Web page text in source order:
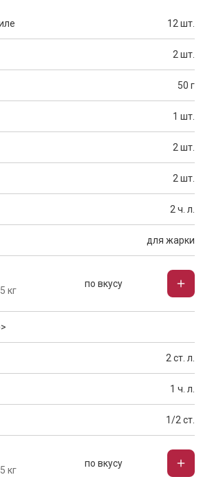
12 шт.
2 шт.
50 г
1 шт.
2 шт.
2 шт.
2 ч. л.
для жарки
кг
по вкусу
2 ст. л.
1 ч. л.
1/2 ст.
кг
по вкусу